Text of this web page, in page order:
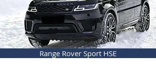
Range Rover Sport HSE